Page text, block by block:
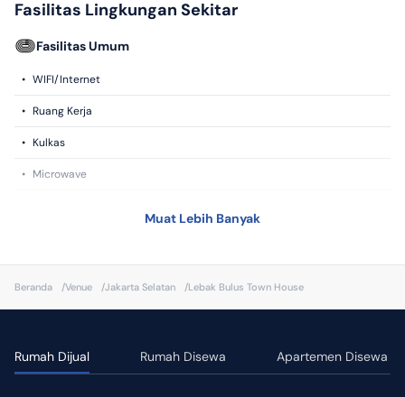
Fasilitas Lingkungan Sekitar
Fasilitas Umum
• WIFI/Internet
• Ruang Kerja
• Kulkas
• Microwave
• Mesin Cuci
• CCTV
Muat Lebih Banyak
Beranda /Venue /Jakarta Selatan /Lebak Bulus Town House
Rumah Dijual Rumah Disewa Apartemen Disewa